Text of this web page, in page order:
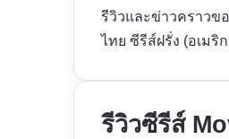
รีวิวและข่าวคราวข
ไทย ซีรีส์ฝรั่ง (อเม
รีวิวซีรีส์